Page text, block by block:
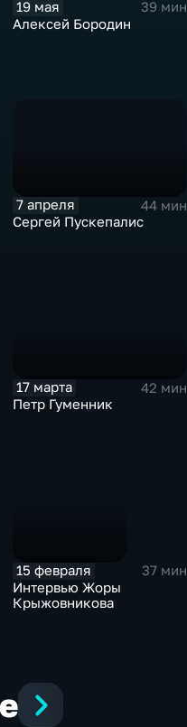
19 мая
39 мин
Алексей Бородин
7 апреля
44 мин
Сергей Пускепалис
17 марта
42 мин
Петр Гуменник
15 февраля
37 мин
Интервью Жоры
Крыжовникова